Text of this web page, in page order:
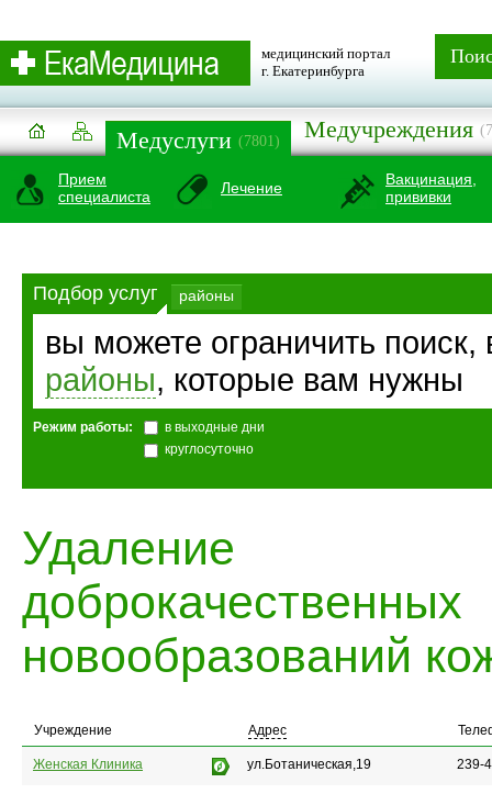
медицинский портал
г. Екатеринбурга
Медуслуги (7801) Медучреждения
Прием
специалиста
Лечение
Вакцинация,
прививки
Подбор услуг районы
вы можете ограничить
районы, которые вам нужны
Режим работы:
в выходные дни
круглосуточно
Удаление
доброкачественных
новообразований
Учреждение Адрес
Женская Клиника ул.Ботаническая,19 239-